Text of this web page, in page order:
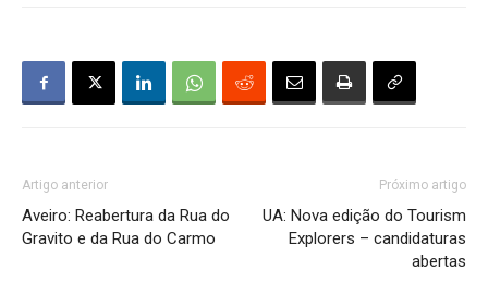
Artigo anterior
Aveiro: Reabertura da Rua do
Gravito e da Rua do Carmo
Próximo artigo
UA: Nova edição do Tourism
Explorers – candidaturas
abertas